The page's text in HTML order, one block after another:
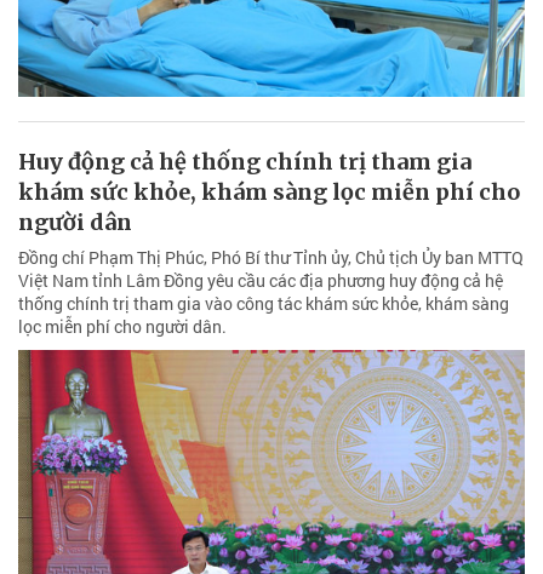
Huy động cả hệ thống chính trị tham gia
khám sức khỏe, khám sàng lọc miễn phí cho
người dân
Đồng chí Phạm Thị Phúc, Phó Bí thư Tỉnh ủy, Chủ tịch Ủy ban MTTQ
Việt Nam tỉnh Lâm Đồng yêu cầu các địa phương huy động cả hệ
thống chính trị tham gia vào công tác khám sức khỏe, khám sàng
lọc miễn phí cho người dân.